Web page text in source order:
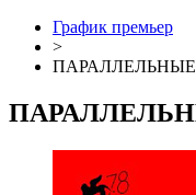
График премьер
>